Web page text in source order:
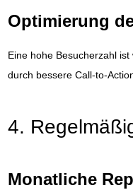
Optimierung
Eine hohe Besucherzahl
durch bessere Call-to-
4.
Monatliche